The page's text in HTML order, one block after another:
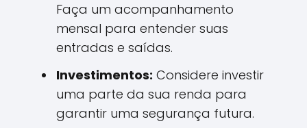
Faça um acompanhamento
mensal para entender suas
entradas e saídas.
Investimentos: Considere investir
uma parte da sua renda para
garantir uma segurança futura.